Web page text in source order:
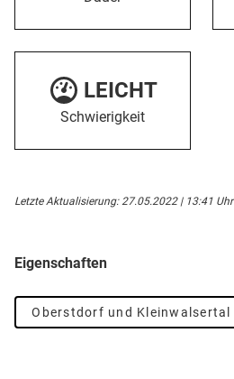
LEICHT
Schwierigkeit
Letzte Aktualisierung: 27.05.2022 | 13:41 Uhr
Eigenschaften
Oberstdorf und Kleinwalsertal